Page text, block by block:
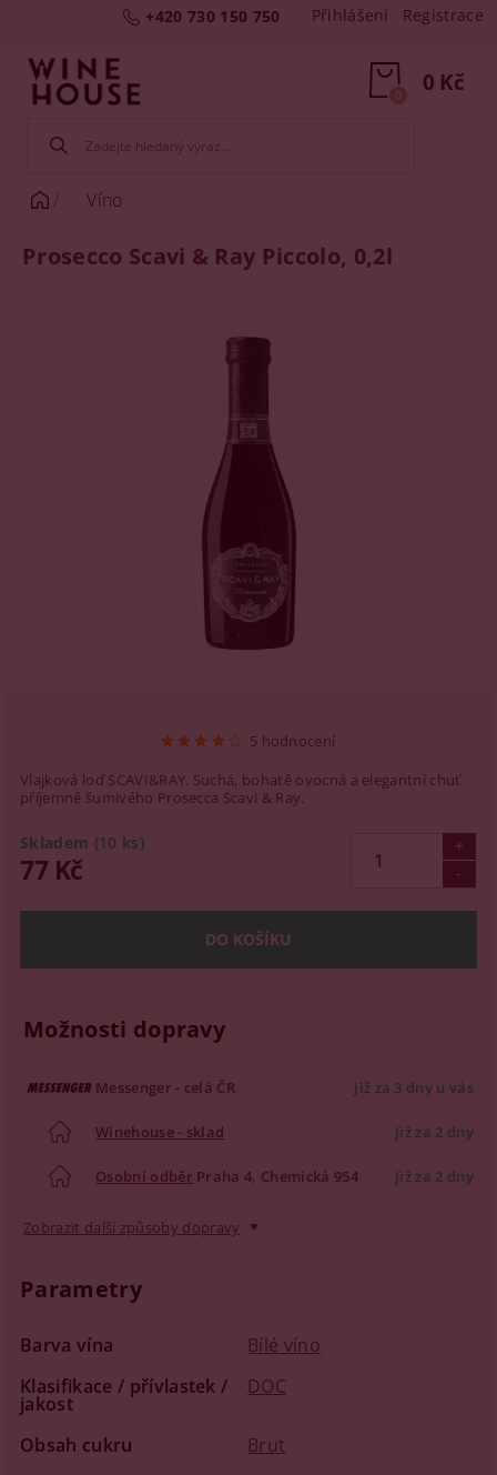
+420 730 150 750 Přihlášení Registrace
0 Kč
0
Víno
Prosecco Scavi & Ray Piccolo, 0,2l
5 hodnocení
Vlajková loď SCAVI&RAY. Suchá, bohatě ovocná a elegantní chuť
příjemně šumivého Prosecca Scavi & Ray.
Skladem (10 ks)
77 Kč
Možnosti dopravy
Messenger - celá ČR již za 3 dny u vás
Winehouse - sklad již za 2 dny
Osobní odběr Praha 4, Chemická 954 již za 2 dny
Zobrazit další způsoby dopravy
Parametry
Barva vína
Bílé víno
Klasifikace / přívlastek /
jakost
DOC
Obsah cukru
Brut